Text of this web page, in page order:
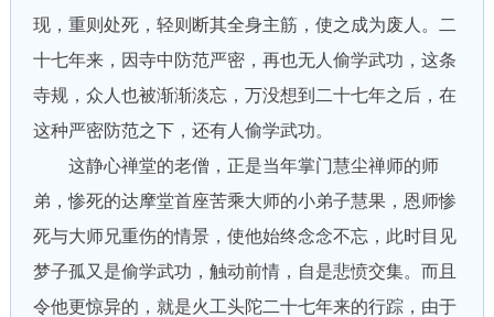
现，重则处死，轻则断其全身主筋，使之成为废人。二
十七年来，因寺中防范严密，再也无人偷学武功，这条
寺规，众人也被渐渐淡忘，万没想到二十七年之后，在
这种严密防范之下，还有人偷学武功。
这静心禅堂的老僧，正是当年掌门慧尘禅师的师
弟，惨死的达摩堂首座苦乘大师的小弟子慧果，恩师惨
死与大师兄重伤的情景，使他始终念念不忘，此时目见
梦子孤又是偷学武功，触动前情，自是悲愤交集。而且
令他更惊异的，就是火工头陀二十七年来的行踪，由于